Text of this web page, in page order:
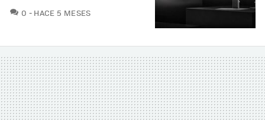
0 COMENTARIOS
HACE 5 MESES